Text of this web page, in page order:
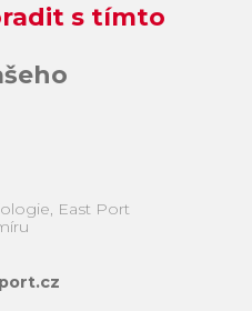
s tímto
East Port